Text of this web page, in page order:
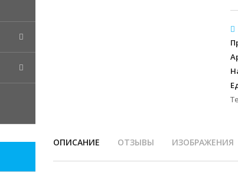
ОПИСАНИЕ ОТЗЫВЫ ИЗОБРАЖЕНИЯ